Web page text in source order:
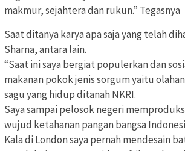
makmur, sejahtera dan rukun.” Tegasnya
Saat ditanya karya apa saja yang telah
Sharna, antara lain.
“Saat ini saya bergiat populerkan dan
makanan pokok jenis sorgum yaitu
sagu yang hidup ditanah NKRI.
Saya sampai pelosok negeri
wujud ketahanan pangan bangsa
Kala di London saya pernah mendesain